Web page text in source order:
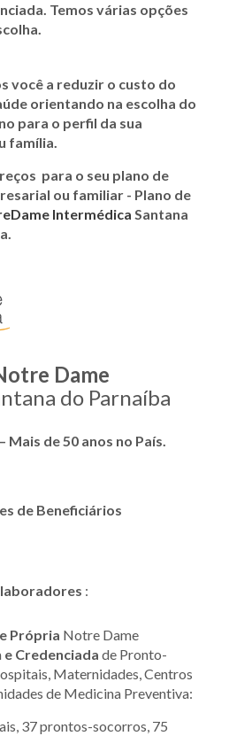
Temos várias opções
você a reduzir o custo do
orientando na escolha do
para o perfil da sua
família.
para o seu plano de
ou familiar - Plano de
Intermédica Santana
Dame
do Parnaíba
Mais de 50 anos no País.
de Beneficiários
:
Própria Notre Dame
e Credenciada de Pronto-
Maternidades, Centros
de Medicina Preventiva:
37 prontos-socorros, 75